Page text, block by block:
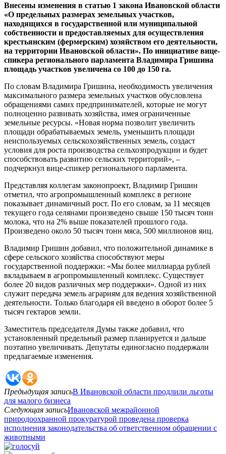
Внесены изменения в статью 1 закона Ивановской области
«О предельных размерах земельных участков,
находящихся в государственной или муниципальной
собственности и предоставляемых для осуществления
крестьянским (фермерским) хозяйством его деятельности,
на территории Ивановской области». По инициативе вице-
спикера регионального парламента Владимира Гришина
площадь участков увеличена со 100 до 150 га.
По словам Владимира Гришина, необходимость увеличения
максимального размера земельных участков обусловлена
обращениями самих предпринимателей, которые не могут
полноценно развивать хозяйства, имея ограниченные
земельные ресурсы. «Новая норма позволит увеличить
площади обрабатываемых земель, уменьшить площади
неиспользуемых сельскохозяйственных земель, создаст
условия для роста производства сельхозпродукции и будет
способствовать развитию сельских территорий», –
подчеркнул вице-спикер регионального парламента.
Представляя коллегам законопроект, Владимир Гришин
отметил, что агропромышленный комплекс в регионе
показывает динамичный рост. По его словам, за 11 месяцев
текущего года селянами произведено свыше 150 тысяч тонн
молока, что на 2% выше показателей прошлого года.
Произведено около 50 тысяч тонн мяса, 500 миллионов яиц.
Владимир Гришин добавил, что положительной динамике в
сфере сельского хозяйства способствуют меры
государственной поддержки: «Мы более миллиарда рублей
вкладываем в агропромышленный комплекс. Существует
более 20 видов различных мер поддержки». Одной из них
служит передача земель аграриям для ведения хозяйственной
деятельности. Только благодаря ей введено в оборот более 5
тысяч гектаров земли.
Заместитель председателя Думы также добавил, что
установленный предельный размер планируется и дальше
поэтапно увеличивать. Депутаты единогласно поддержали
предлагаемые изменения.
Предыдущая записьВ Ивановской области продлили льготы
для малого бизнеса
Следующая записьИвановской межрайонной
природоохранной прокуратурой проведена проверка
исполнения законодательства об ответственном обращении с
животными